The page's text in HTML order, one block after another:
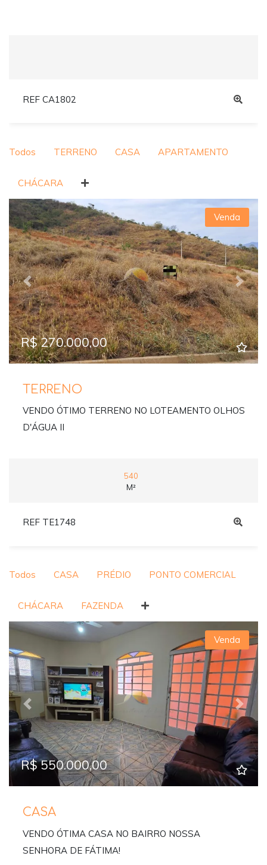
REF CA1802
Todos TERRENO CASA APARTAMENTO
CHÁCARA
Previous Next
Venda
R$ 270.000,00
TERRENO
VENDO ÓTIMO TERRENO NO LOTEAMENTO OLHOS
D'ÁGUA II
540
M²
REF TE1748
Todos CASA PRÉDIO PONTO COMERCIAL
CHÁCARA FAZENDA
Previous Next
Venda
R$ 550.000,00
CASA
VENDO ÓTIMA CASA NO BAIRRO NOSSA
SENHORA DE FÁTIMA!